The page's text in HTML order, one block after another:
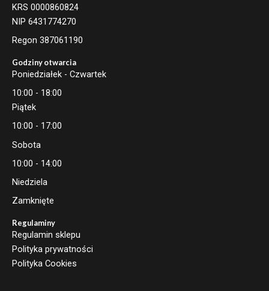
KRS 0000860824
NIP 6431774270
Regon 387061190
Godziny otwarcia
Poniedziałek - Czwartek
10:00 - 18:00
Piątek
10:00 - 17:00
Sobota
10:00 - 14:00
Niedziela
Zamknięte
Regulaminy
Regulamin sklepu
Polityka prywatności
Polityka Cookies